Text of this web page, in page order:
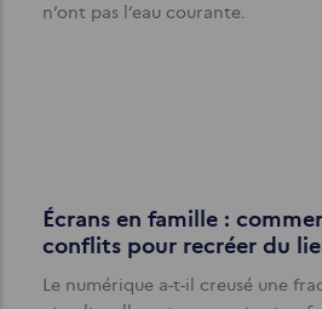
n’ont pas l’eau courante.
Écrans en famille :
conflits pour recréer du
Le numérique a-t-il creusé une